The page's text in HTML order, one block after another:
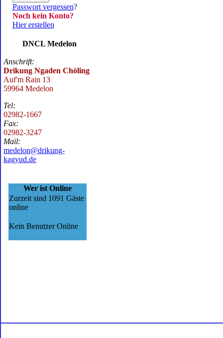
Passwort vergessen?
Noch kein Konto?
Hier erstellen
DNCL Medelon
Anschrift:
Drikung Ngaden Chöling
Auf'm Rain 13
59964 Medelon
Tel:
02982-1667
Fax:
02982-3247
Mail:
medelon@drikung-
kagyud.de
Wer ist Online
Zurzeit sind 1091 Gäste
online
Kein Benutzer Online